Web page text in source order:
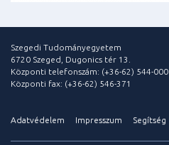
Szegedi Tudományegyetem
6720 Szeged, Dugonics tér 13.
Központi telefonszám: (+36-62) 544-000
Központi fax: (+36-62) 546-371
Adatvédelem Impresszum Segítség